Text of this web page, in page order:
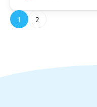
1 2